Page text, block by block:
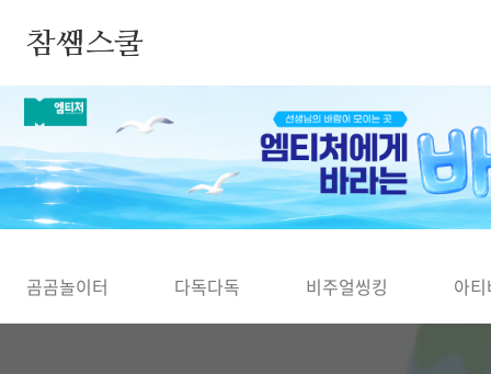
참쌤스쿨
◀
곰곰놀이터 다독다독 비주얼씽킹 아